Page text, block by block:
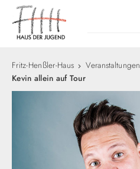
Fritz-Henßler-Haus Veranstaltungen
Kevin allein auf Tour